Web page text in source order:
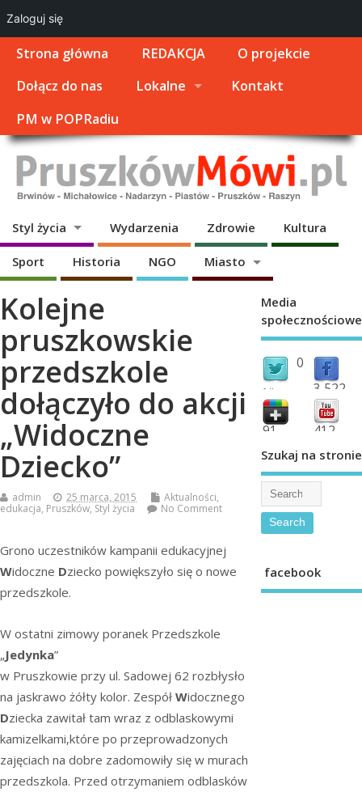
Strona główna REDAKCJA
O projekcie
Dołącz do nas
Lokalne
Kontakt
PM w POPRadiu
Styl życia Wydarzenia Zdrowie Kultura
Sport Historia NGO Miasto
Kolejne
pruszkowskie
przedszkole
dołączyło do akcji
„Widoczne
Dziecko”
admin 25 marca, 2015 Aktualności,
edukacja, Pruszków, Styl życia No Comment
Grono uczestników kampanii edukacyjnej
Widoczne Dziecko powiększyło się o nowe
przedszkole.
W ostatni zimowy poranek Przedszkole
„Jedynka”
w Pruszkowie przy ul. Sadowej 62 rozbłysło
na jaskrawo żółty kolor. Zespół Widocznego
Dziecka zawitał tam wraz z odblaskowymi
kamizelkami,które po przeprowadzonych
zajęciach na dobre zadomowiły się w murach
przedszkola. Przed otrzymaniem odblasków
Media
społecznościowe
0
followers 3,522
fans
91 412
Szukaj na stronie
facebook
Zaloguj się